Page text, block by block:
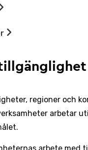
regioner och
arbetar